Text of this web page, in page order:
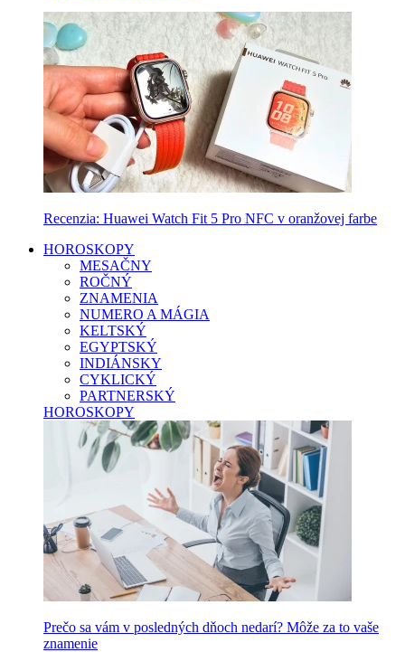
Recenzia: Huawei Watch Fit 5 Pro NFC v oranžovej farbe
HOROSKOPY
MESAČNY
ROČNÝ
ZNAMENIA
NUMERO A MÁGIA
KELTSKÝ
EGYPTSKÝ
INDIÁNSKY
CYKLICKÝ
PARTNERSKÝ
HOROSKOPY
Prečo sa vám v posledných dňoch nedarí? Môže za to vaše
znamenie